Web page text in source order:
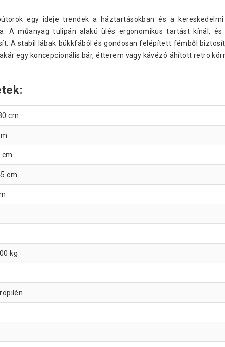
egy ideje trendek a háztartásokban és a
A műanyag tulipán alakú ülés ergonomikus tartást kínál,
A stabil lábak bükkfából és gondosan felépített fémből
egy koncepcionális bár, étterem vagy kávézó áhított retro
cm
cm
cm
kg